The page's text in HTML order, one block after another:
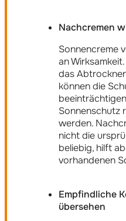
Nachcremen
Sonnencreme
an
das
können die
Sonnenschutz
werden.
nicht die
beliebig, hilft
vorhandenen
Empfindliche
übersehen